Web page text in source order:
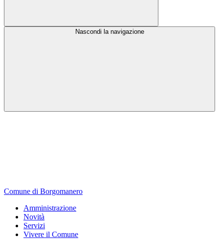
Nascondi la navigazione
Comune di Borgomanero
Amministrazione
Novità
Servizi
Vivere il Comune